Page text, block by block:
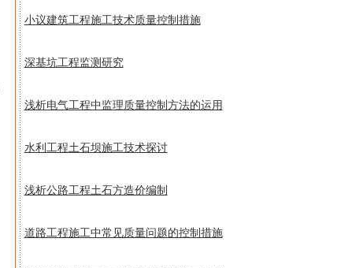
小议建筑工程施工技术质量控制措施
深基坑工程监测研究
浅析电气工程中监理质量控制方法的运用
水利工程土石坝施工技术探讨
浅析公路工程土石方造价编制
道路工程施工中常见质量问题的控制措施